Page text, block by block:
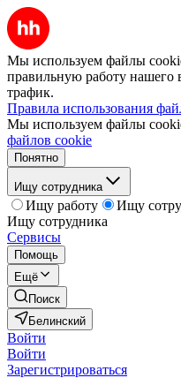
Мы используем файлы
правильную работу нашего
трафик.
Правила использования
Мы используем файлы
файлов cookie
Понятно
Ищу сотрудника
Ищу работу
Ищу
Ищу сотрудника
Сервисы
Помощь
Ещё
Поиск
Белинский
Войти
Войти
Зарегистрироваться